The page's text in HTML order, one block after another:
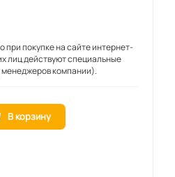
при покупке на сайте интернет-
лиц действуют специальные
компании).
В корзину